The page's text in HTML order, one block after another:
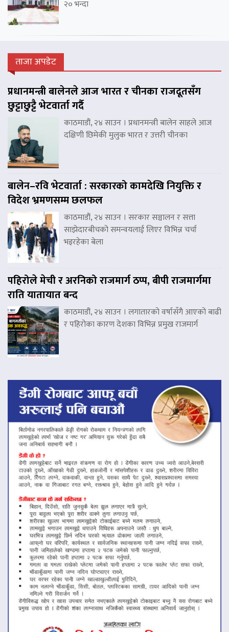
२० भन्दा
ताजा अपडेट
प्रधानमन्त्री बालेनले आज भारत र चीनका राजदूतसँग
छुट्टाछुट्टै भेटवार्ता गर्दै
काठमाडौं, २४ साउन । प्रधानमन्त्री बालेन साहले आज
दक्षिणी छिमेकी मुलुक भारत र उत्तरी चीनका
बालेन–रवि भेटवार्ता : सरकारको कामदेखि नियुक्ति र
विदेश भ्रमणसम्म छलफल
काठमाडौं, २४ साउन । सरकार सञ्चालन र सत्ता
साझेदारबीचको समन्वयलाई लिएर विभिन्न चर्चा
भइरहेका बेला
पहिरोले मेची र अरनिको राजमार्ग ठप्प, बीपी राजमार्गमा
राति यातायात बन्द
काठमाडौं, २४ साउन । लगातारको वर्षासँगै आएको बाढी
र पहिरोका कारण देशका विभिन्न प्रमुख राजमार्ग